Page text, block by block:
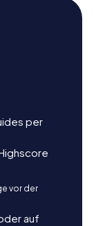
per
vor der
auf